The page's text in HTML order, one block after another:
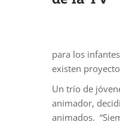
para los
existen
Un trío de
animador,
animados.